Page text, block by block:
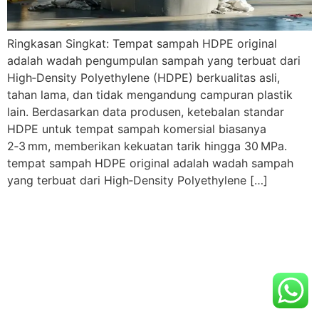
Ringkasan Singkat: Tempat sampah HDPE original
adalah wadah pengumpulan sampah yang terbuat dari
High‑Density Polyethylene (HDPE) berkualitas asli,
tahan lama, dan tidak mengandung campuran plastik
lain. Berdasarkan data produsen, ketebalan standar
HDPE untuk tempat sampah komersial biasanya
2‑3 mm, memberikan kekuatan tarik hingga 30 MPa.
tempat sampah HDPE original adalah wadah sampah
yang terbuat dari High‑Density Polyethylene […]